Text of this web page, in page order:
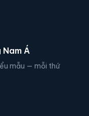
Nam Á
mẫu — mỗi thứ